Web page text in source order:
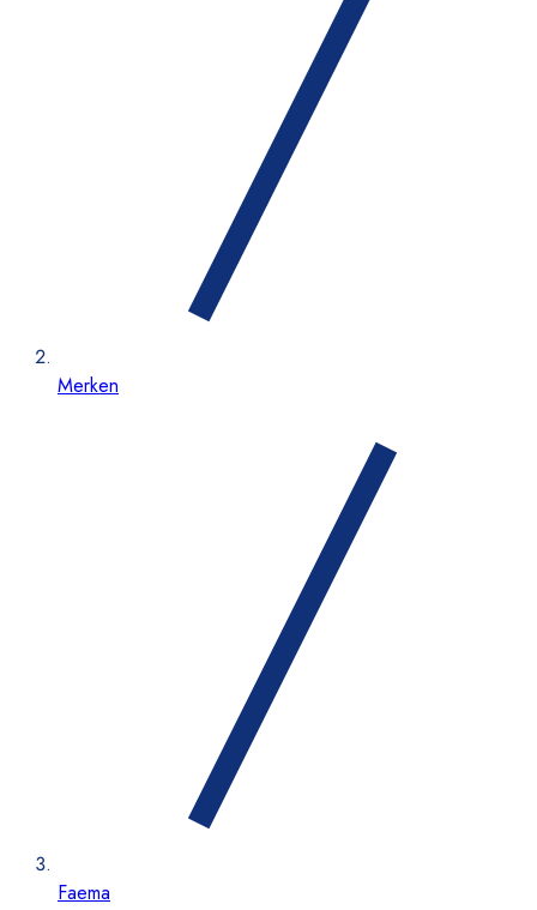
Merken
Faema